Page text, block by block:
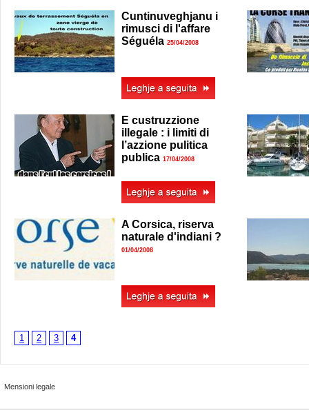
Cuntinuveghjanu i
rimusci di l'affare
Séguéla 25/04/2008
E custruzzione
illegale : i limiti di
l’azzione pulitica
publica 17/04/2008
A Corsica, riserva
naturale d'indiani ?
01/04/2008
1 2 3 4
Mensioni legale